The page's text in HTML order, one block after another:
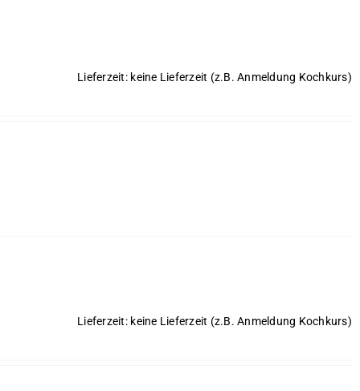
Lieferzeit: keine Lieferzeit (z.B. Anmeldung Kochkurs)
Lieferzeit: keine Lieferzeit (z.B. Anmeldung Kochkurs)